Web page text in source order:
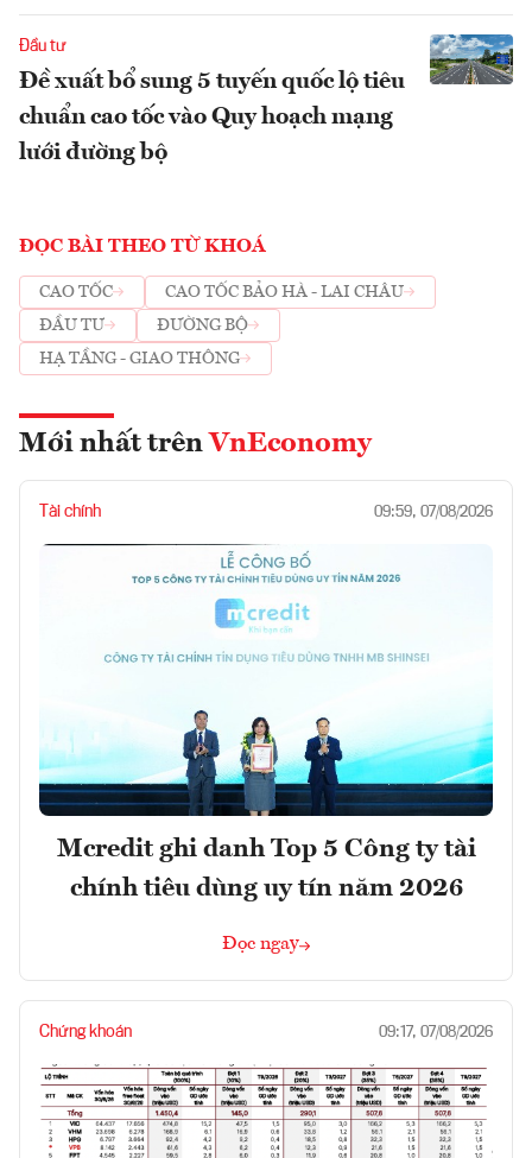
Đầu tư
Đề xuất bổ sung 5 tuyến quốc lộ tiêu
chuẩn cao tốc vào Quy hoạch mạng
lưới đường bộ
ĐỌC BÀI THEO TỪ KHOÁ
CAO TỐC
CAO TỐC BẢO HÀ - LAI CHÂU
ĐẦU TƯ
ĐƯỜNG BỘ
HẠ TẦNG - GIAO THÔNG
Mới nhất trên VnEconomy
Tài chính 09:59, 07/08/2026
Mcredit ghi danh Top 5 Công ty tài
chính tiêu dùng uy tín năm 2026
Đọc ngay
Chứng khoán 09:17, 07/08/2026